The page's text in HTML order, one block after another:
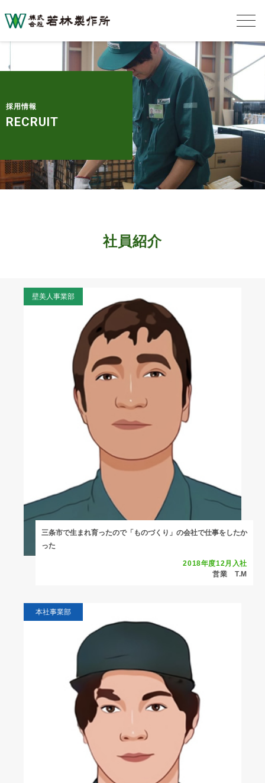
採用情報
RECRUIT
社員紹介
壁美人事業部
三条市で生まれ育ったので「ものづくり」の会社で仕事をしたか
った
2018年度12月入社
営業 T.M
本社事業部